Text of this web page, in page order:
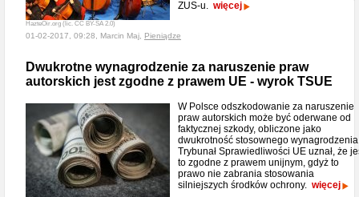
HazteOir.org (lic. CC BY-SA 2.0)
ZUS-u. więcej
01-02-2017, 09:28, Marcin Maj, Pieniądze
Dwukrotne wynagrodzenie za naruszenie praw
autorskich jest zgodne z prawem UE - wyrok TSUE
W Polsce odszkodowanie za naruszenie
praw autorskich może być oderwane od
faktycznej szkody, obliczone jako
dwukrotność stosownego
Trybunał Sprawiedliwości UE uznał, że
to zgodne z prawem unijnym, gdyż to
prawo nie zabrania stosowania
silniejszych środków ochrony. więcej